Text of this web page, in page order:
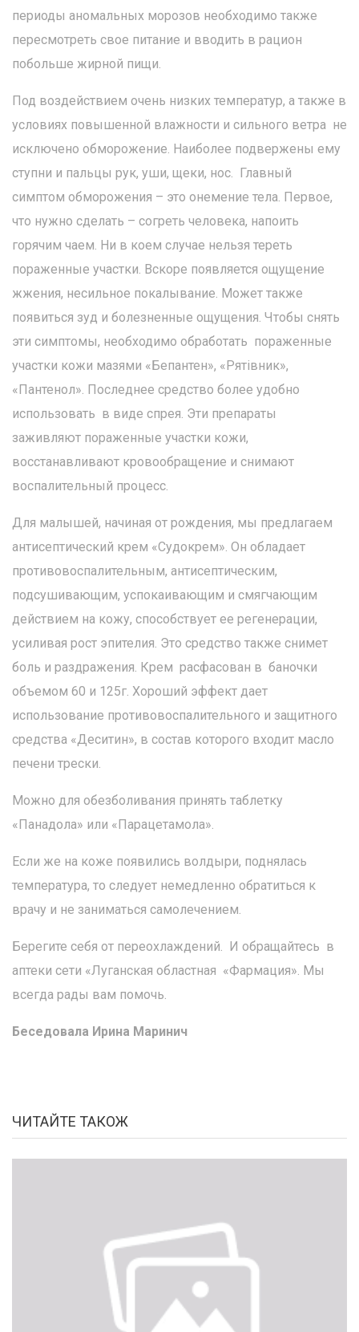
периоды аномальных морозов необходимо также
пересмотреть свое питание и вводить в рацион
побольше жирной пищи.
Под воздействием очень низких температур, а также в
условиях повышенной влажности и сильного ветра не
исключено обморожение. Наиболее подвержены ему
ступни и пальцы рук, уши, щеки, нос. Главный
симптом обморожения – это онемение тела. Первое,
что нужно сделать – согреть человека, напоить
горячим чаем. Ни в коем случае нельзя тереть
пораженные участки. Вскоре появляется ощущение
жжения, несильное покалывание. Может также
появиться зуд и болезненные ощущения. Чтобы снять
эти симптомы, необходимо обработать пораженные
участки кожи мазями «Бепантен», «Рятівник»,
«Пантенол». Последнее средство более удобно
использовать в виде спрея. Эти препараты
заживляют пораженные участки кожи,
восстанавливают кровообращение и снимают
воспалительный процесс.
Для малышей, начиная от рождения, мы предлагаем
антисептический крем «Судокрем». Он обладает
противовоспалительным, антисептическим,
подсушивающим, успокаивающим и смягчающим
действием на кожу, способствует ее регенерации,
усиливая рост эпителия. Это средство также снимет
боль и раздражения. Крем расфасован в баночки
объемом 60 и 125г. Хороший эффект дает
использование противовоспалительного и защитного
средства «Деситин», в состав которого входит масло
печени трески.
Можно для обезболивания принять таблетку
«Панадола» или «Парацетамола».
Если же на коже появились волдыри, поднялась
температура, то следует немедленно обратиться к
врачу и не заниматься самолечением.
Берегите себя от переохлаждений. И обращайтесь в
аптеки сети «Луганская областная «Фармация». Мы
всегда рады вам помочь.
Беседовала Ирина Маринич
ЧИТАЙТЕ ТАКОЖ